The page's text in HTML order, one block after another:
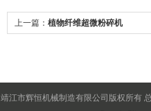
上一篇： 植物纤维超微粉碎机
靖江市辉恒机械制造有限公司版权所有